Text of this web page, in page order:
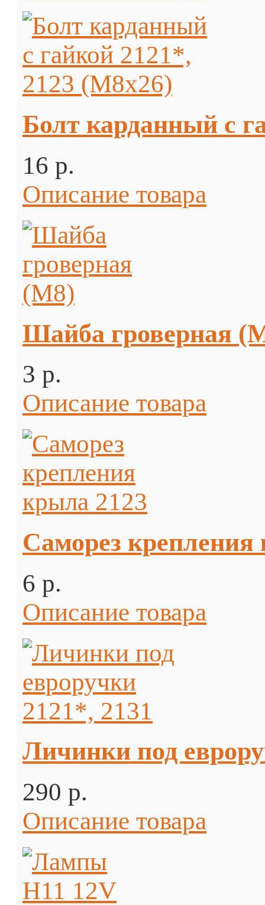
Болт карданный с
16 p.
Описание товара
Шайба гроверная
3 p.
Описание товара
Саморез крепления
6 p.
Описание товара
Личинки под
290 p.
Описание товара